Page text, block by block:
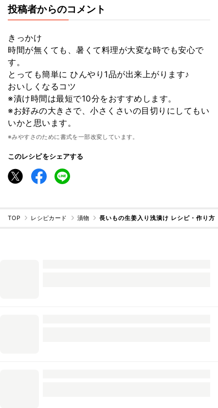
投稿者からのコメント
きっかけ
時間が無くても、暑くて料理が大変な時でも安心で
す。
とっても簡単に ひんやり1品が出来上がります♪
おいしくなるコツ
※漬け時間は最短で10分をおすすめします。
※お好みの大きさで、小さくさいの目切りにしてもい
いかと思います。
※みやすさのために書式を一部改変しています。
このレシピをシェアする
TOP レシピカード 漬物 長いもの生姜入り浅漬け レシピ・作り方